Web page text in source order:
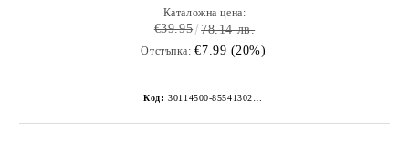
Каталожна цена:
€39.95 78.14 лв.
Отстъпка: €7.99 (20%)
Код: